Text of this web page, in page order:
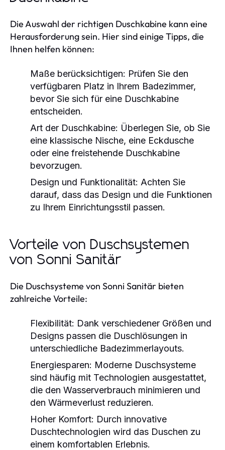
Die Auswahl der richtigen Duschkabine kann eine
Herausforderung sein. Hier sind einige Tipps, die
Ihnen helfen können:
Maße berücksichtigen: Prüfen Sie den
verfügbaren Platz in Ihrem Badezimmer,
bevor Sie sich für eine Duschkabine
entscheiden.
Art der Duschkabine: Überlegen Sie, ob Sie
eine klassische Nische, eine Eckdusche
oder eine freistehende Duschkabine
bevorzugen.
Design und Funktionalität: Achten Sie
darauf, dass das Design und die Funktionen
zu Ihrem Einrichtungsstil passen.
Vorteile von Duschsystemen
von Sonni Sanitär
Die Duschsysteme von Sonni Sanitär bieten
zahlreiche Vorteile:
Flexibilität: Dank verschiedener Größen und
Designs passen die Duschlösungen in
unterschiedliche Badezimmerlayouts.
Energiesparen: Moderne Duschsysteme
sind häufig mit Technologien ausgestattet,
die den Wasserverbrauch minimieren und
den Wärmeverlust reduzieren.
Hoher Komfort: Durch innovative
Duschtechnologien wird das Duschen zu
einem komfortablen Erlebnis.